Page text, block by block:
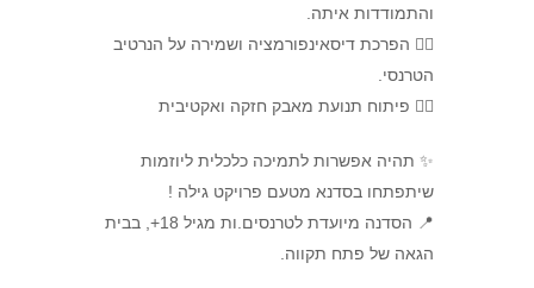
והתמודדות איתה.
🏳‍⚧ הפרכת דיסאינפורמציה ושמירה על הנרטיב
הטרנסי.
🏳‍⚧ פיתוח תנועת מאבק חזקה ואקטיבית
✨ תהיה אפשרות לתמיכה כלכלית ליוזמות
שיתפתחו בסדנא מטעם פרויקט גילה !
📍 הסדנה מיועדת לטרנסים.ות מגיל 18+, בבית
הגאה של פתח תקווה.